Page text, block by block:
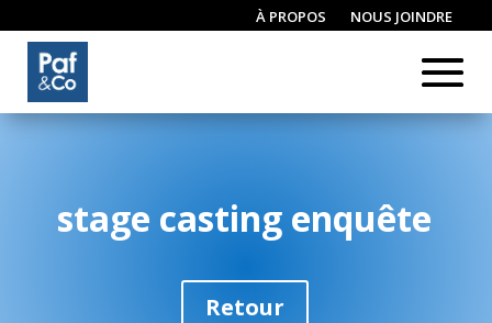
À PROPOS
NOUS JOINDRE
stage casting enquête
Retour